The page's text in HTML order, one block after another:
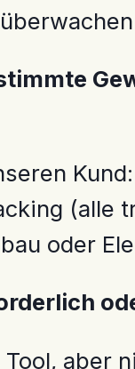
(alle
oder
aber